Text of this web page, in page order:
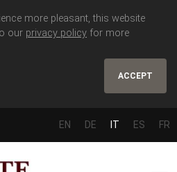
more pleasant, this website
our privacy policy for more
ACCEPT
EN DE IT ES FR